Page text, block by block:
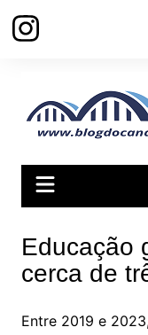
para
Educação
cerca de
Entre 2019 e